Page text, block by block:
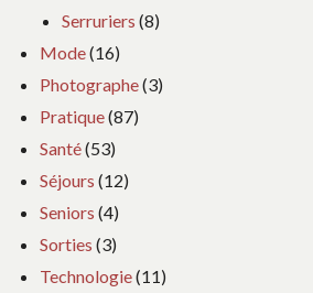
Serruriers (8)
Mode(16)
Photographe(3)
Pratique(87)
Santé(53)
Séjours (12)
Seniors (4)
Sorties (3)
Technologie(11)